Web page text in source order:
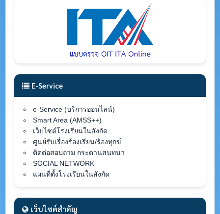
E-Service
e-Service (บริการออนไลน์)
Smart Area (AMSS++)
เว็บไซต์โรงเรียนในสังกัด
ศูนย์รับเรื่องร้องเรียน/ร้องทุกข์
ติดต่อสอบถาม กระดานสนทนา
SOCIAL NETWORK
แผนที่ตั้งโรงเรียนในสังกัด
เว็บไซต์สำคัญ